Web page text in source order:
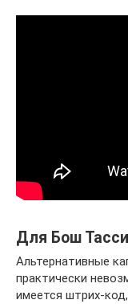
Для Бош
Альтернативные
практически
имеется штрих-